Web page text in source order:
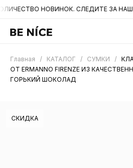
НОВИНОК. СЛЕДИТЕ ЗА НАШИМИ
Главная / КАТАЛОГ / СУМКИ /
ОТ ERMANNO FIRENZE ИЗ
ГОРЬКИЙ ШОКОЛАД
СКИДКА